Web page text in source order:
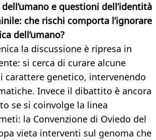
e questioni dell’identità
che rischi comporta l’ignorare
dell’umano?
la discussione è ripresa in
si cerca di curare alcune
carattere genetico, intervenendo
Invece il dibattito è ancora
se si coinvolge la linea
la Convenzione di Oviedo del
vieta interventi sul genoma che